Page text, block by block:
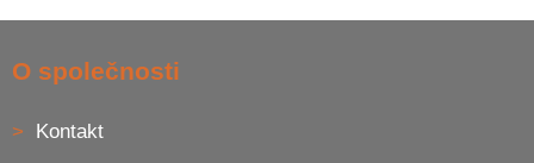
v
O společnosti
Kontakt